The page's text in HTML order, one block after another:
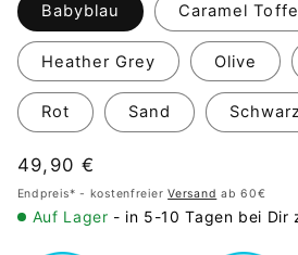
Babyblau Caramel
Heather Grey Olive
Rot Sand
Normaler
Preis
49,90 €
Endpreis* - kostenfreierVersand ab 60€
Auf Lager - in 5-10 Tagen bei Dir